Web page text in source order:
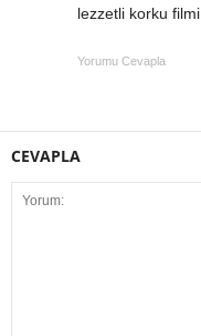
lezzetli korku filmi.
Yorumu Cevapla
CEVAPLA